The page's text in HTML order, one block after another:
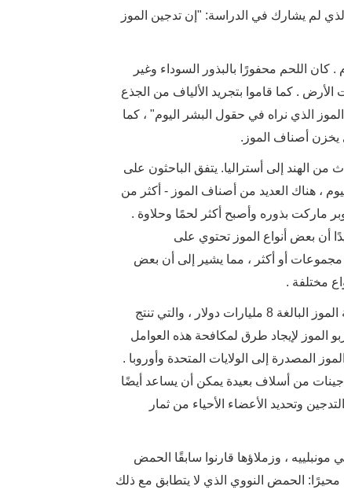
لم يشارك في الدراسة: "إن تدجين الموز
. كان اللحم محفورًا بالبذور السوداء وغير
. كما قاموا بتجريد الألياف من الجذع
الذي نراه في حقول البشر اليوم" ، كما
يخزن أصناف الموز.
من الهند إلى أستراليا. يتفق الباحثون على
، هناك العديد من أصناف الموز - أكثر من
ماركت بذوره وأصبح أكثر لحمًا وحلاوة .
أن بعض أنواع الموز تحتوي على
أو أكثر ، مما يشير إلى أن بعض
مختلفة .
هناك سبب وجيه لمحاولة الاستفادة من الجينات التاريخية العميقة للموز الحديث : صناعة الموز البالغة 8 مليارات دولار ، والتي تنتج
الموز لإيجاد طرق لمكافحة هذه العوامل
المصدرة إلى الولايات المتحدة وأوروبا .
جينات من أسلاف بعيدة يمكن أن يساعد أيضًا
وتحديد الأعضاء الأحياء من ثمار
مونبلييه ، وزملاؤها قارنوا سابقًا الحمض
محيرًا: الحمض النووي الذي لا يتطابق مع ذلك